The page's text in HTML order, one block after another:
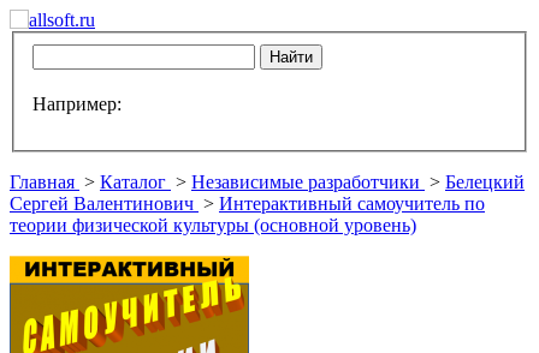
Например:
Главная > Каталог > Независимые разработчики > Белецкий
Сергей Валентинович > Интерактивный самоучитель по
теории физической культуры (основной уровень)